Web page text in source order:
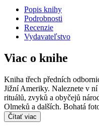
Popis knihy
Podrobnosti
Recenzie
Vydavateľstvo
Viac o knihe
Kniha třech předních
Jižní Ameriky. Naleznete v
rituálů, zvyků a obyčejů
Olmeků a dalších. Bohatá
Čítať viac